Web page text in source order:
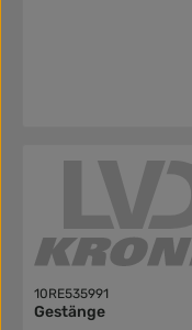
10RE535991
Gestänge